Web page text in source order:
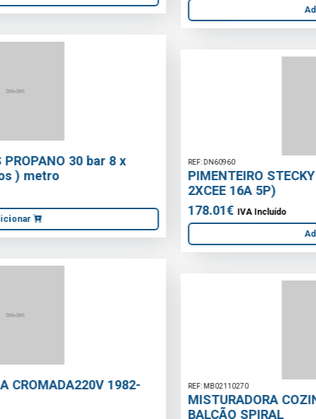
Adicionar
REF: DN60960
PIMENTEIRO STECKY 11 (4XSHUCK 16A +
178.01€IVA Incluído
Adicionar
REF: MB02110270
MISTURADORA COZINHA MONOCOMANDO